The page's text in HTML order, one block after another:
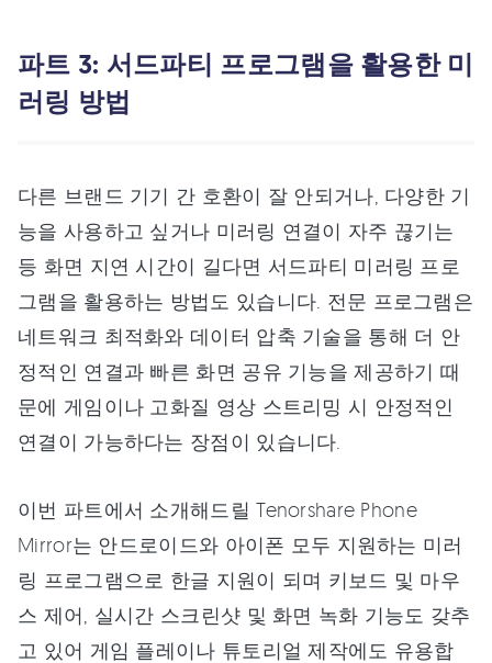
파트 3: 서드파티 프로그램을 활용한 미
러링 방법
다른 브랜드 기기 간 호환이 잘 안되거나, 다양한 기
능을 사용하고 싶거나 미러링 연결이 자주 끊기는
등 화면 지연 시간이 길다면 서드파티 미러링 프로
그램을 활용하는 방법도 있습니다. 전문 프로그램은
네트워크 최적화와 데이터 압축 기술을 통해 더 안
정적인 연결과 빠른 화면 공유 기능을 제공하기 때
문에 게임이나 고화질 영상 스트리밍 시 안정적인
연결이 가능하다는 장점이 있습니다.
이번 파트에서 소개해드릴 Tenorshare Phone
Mirror는 안드로이드와 아이폰 모두 지원하는 미러
링 프로그램으로 한글 지원이 되며 키보드 및 마우
스 제어, 실시간 스크린샷 및 화면 녹화 기능도 갖추
고 있어 게임 플레이나 튜토리얼 제작에도 유용합